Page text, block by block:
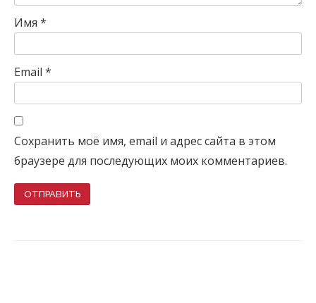
Имя *
Email *
Сохранить моё имя, email и адрес сайта в этом
браузере для последующих моих комментариев.